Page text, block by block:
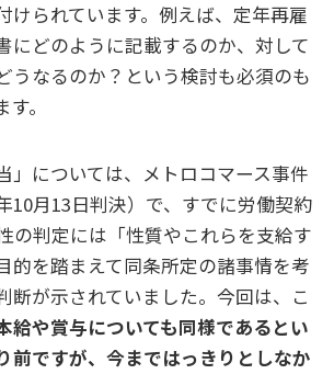
けられています。例えば、定年再雇
にどのように記載するのか、対して
うなるのか？という検討も必須のも
。
」については、メトロコマース事件
10月13日判決）で、すでに労働契約
の判定には「性質やこれらを支給す
的を踏まえて同条所定の諸事情を考
断が示されていました。今回は、こ
給や賞与についても同様であるとい
前ですが、今まではっきりとしなか